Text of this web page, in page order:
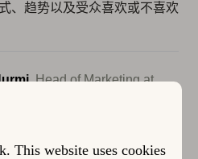
This website uses cookies
、趋势以及受众喜欢或不喜欢
, Head of Marketing at
of Marketing at Geeklab